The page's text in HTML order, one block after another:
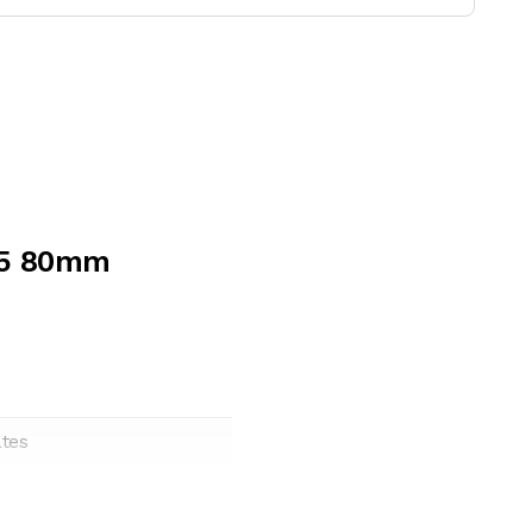
80mm